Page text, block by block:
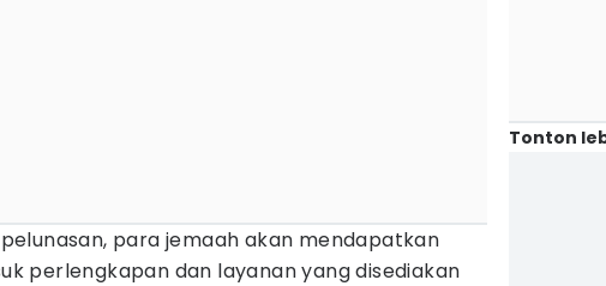
para jemaah akan mendapatkan
perlengkapan dan layanan yang disediakan
Tonton